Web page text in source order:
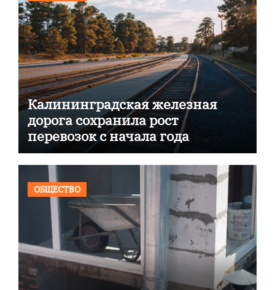
Калининградская железная
дорога сохранила рост
перевозок с начала года
ОБЩЕСТВО